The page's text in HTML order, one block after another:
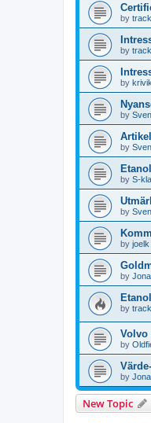
by
by
by krivik
by Sven
by Sven
by S-
by Sven
by joelk
by
by
Volvo
by
by
New Topic